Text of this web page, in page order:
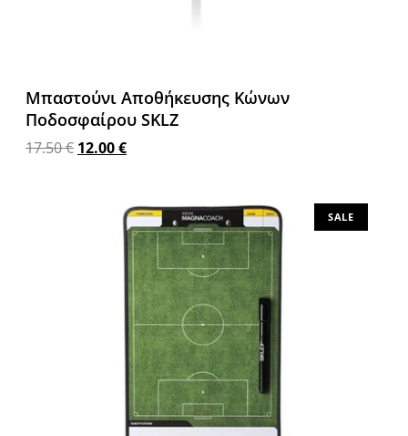
Μπαστούνι Αποθήκευσης Κώνων
Ποδοσφαίρου SKLZ
17.50€ 12.00€
SALE